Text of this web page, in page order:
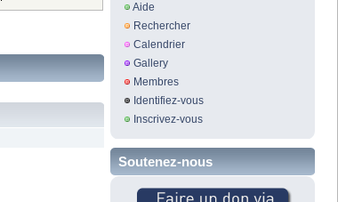
Aide
Rechercher
Calendrier
Gallery
Membres
Identifiez-vous
Inscrivez-vous
Soutenez-nous